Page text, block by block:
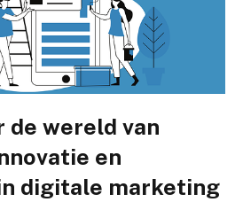
de wereld van
en
digitale marketing